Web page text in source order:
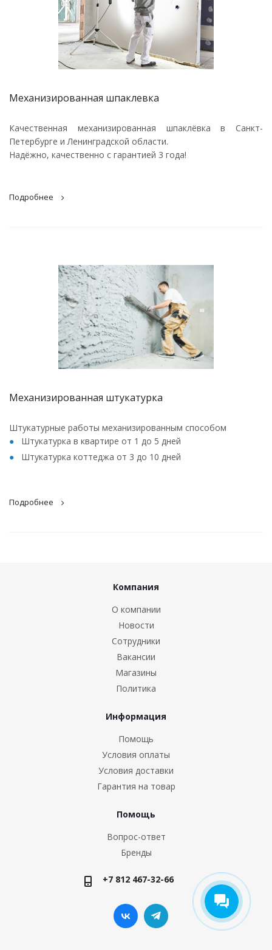
Механизированная шпаклевка
Качественная механизированная шпаклёвка в Санкт-
Петербурге и Ленинградской области.
Надёжно, качественно с гарантией 3 года!
Подробнее
Механизированная штукатурка
Штукатурные работы механизированным способом
Штукатурка в квартире от 1 до 5 дней
Штукатурка коттеджа от 3 до 10 дней
Подробнее
Компания
О компании
Новости
Сотрудники
Вакансии
Магазины
Политика
Информация
Помощь
Условия оплаты
Условия доставки
Гарантия на товар
Помощь
Вопрос-ответ
Бренды
+7 812 467-32-66